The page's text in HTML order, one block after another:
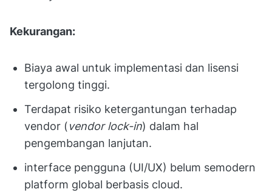
Kekurangan:
Biaya awal untuk implementasi dan lisensi
tergolong tinggi.
Terdapat risiko ketergantungan terhadap
vendor (vendor lock-in) dalam hal
pengembangan lanjutan.
interface pengguna (UI/UX) belum semodern
platform global berbasis cloud.